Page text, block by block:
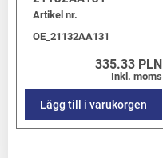
Artikel nr.
OE_21132AA131
335.33 PLN
Inkl. moms
Lägg till i varukorgen